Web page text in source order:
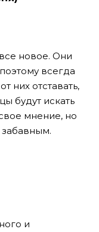
новое. Они
всегда
них отставать,
будут искать
мнение, но
и